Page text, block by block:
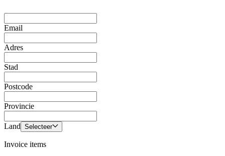
Email
Adres
Stad
Postcode
Provincie
Land Selecteer
Invoice items